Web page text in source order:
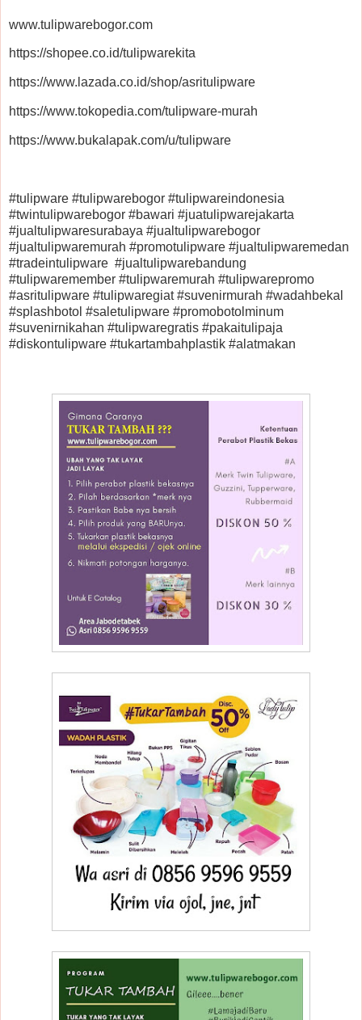
www.tulipwarebogor.com
https://shopee.co.id/tulipwarekita
https://www.lazada.co.id/shop/asritulipware
https://www.tokopedia.com/tulipware-murah
https://www.bukalapak.com/u/tulipware
#tulipware #tulipwarebogor #tulipwareindonesia
#twintulipwarebogor #bawari #juatulipwarejakarta
#jualtulipwaresurabaya #jualtulipwarebogor
#jualtulipwaremurah #promotulipware #jualtulipwaremedan
#tradeintulipware #jualtulipwarebandung
#tulipwaremember #tulipwaremurah #tulipwarepromo
#asritulipware #tulipwaregiat #suvenirmurah #wadahbekal
#splashbotol #saletulipware #promobotolminum
#suvenirnikahan #tulipwaregratis #pakaitulipaja
#diskontulipware #tukartambahplastik #alatmakan